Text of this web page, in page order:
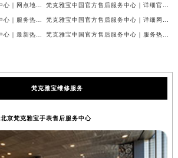
梵克雅宝中国官方售后服务中心｜网点地址及24小时热线权威信息公示（2026年7月最新） 梵克雅宝中国官方售后服务中心｜详细官方热线及维修地址权威信息公示（2026年7月最新）
梵克雅宝中国官方售后服务中心｜服务热线及全部维修详细地址权威信息公示（2026年7月最新） 梵克雅宝中国官方售后服务中心｜详细网点地址与售后服务电话权威信息公示（2026年7月最新）
梵克雅宝中国官方售后服务中心｜最新热线和全部网点地址权威信息公示（2026年7月最新） 梵克雅宝中国官方售后服务中心｜服务热线与详细地址权威信息公示（2026年7月最新）
梵克雅宝维修服务
北京梵克雅宝手表售后服务中心